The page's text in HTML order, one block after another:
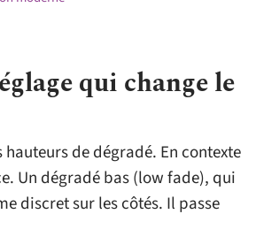
qui change le
de dégradé. En contexte
Un dégradé bas (low fade), qui
discret sur les côtés. Il passe